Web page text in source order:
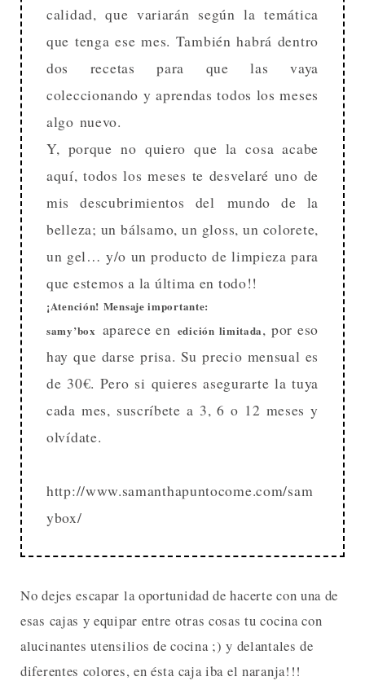
calidad, que variarán según la temática
que tenga ese mes. También habrá dentro
dos recetas para que las vaya
coleccionando y aprendas todos los meses
algo nuevo.
Y, porque no quiero que la cosa acabe
aquí, todos los meses te desvelaré uno de
mis descubrimientos del mundo de la
belleza; un bálsamo, un gloss, un colorete,
un gel… y/o un producto de limpieza para
que estemos a la última en todo!!
¡Atención! Mensaje importante:
samy’box aparece en edición limitada, por eso
hay que darse prisa. Su precio mensual es
de 30€. Pero si quieres asegurarte la tuya
cada mes, suscríbete a 3, 6 o 12 meses y
olvídate.
http://www.samanthapuntocome.com/sam
ybox/
No dejes escapar la oportunidad de hacerte con una de
esas cajas y equipar entre otras cosas tu cocina con
alucinantes utensilios de cocina ;) y delantales de
diferentes colores, en ésta caja iba el naranja!!!